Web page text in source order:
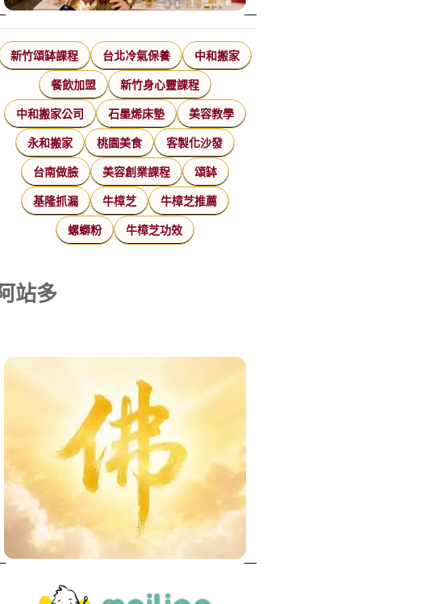
新竹頌缽課程 台北冷氣保養 中和搬家
餐飲加盟 新竹身心靈課程
中和搬家公司 石墨烯床墊 美容教學
永和搬家 桃園美食 客製化沙發
台南做臉 美容創業課程 頌缽
基隆抓漏 牛樟芝 牛樟芝推薦
螺螄粉 牛樟芝功效
站多